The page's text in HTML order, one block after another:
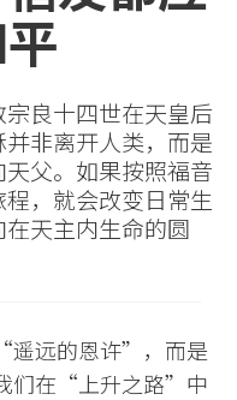
良十四世在天皇后
非离开人类，而是
父。如果按照福音
，就会改变日常生
天主内生命的圆
遥远的恩许”，而是
们在“上升之路”中